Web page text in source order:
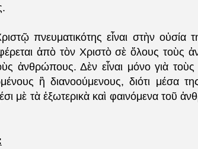
πνευματικότης εἶναι στὴν οὐσία
ἀπὸ τὸν Χριστὸ σὲ ὅλους τοὺς
ἀνθρώπους. Δὲν εἶναι μόνο γιὰ
ἢ διανοούμενους, διότι μέσα
μὲ τὰ ἐξωτερικὰ καὶ φαινόμενα τοῦ